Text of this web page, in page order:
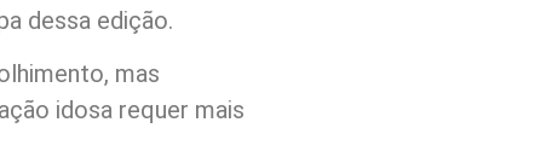
dessa edição.
mas
idosa requer mais